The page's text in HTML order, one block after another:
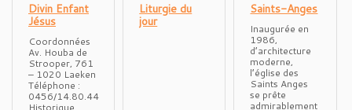
Divin Enfant
Jésus
Coordonnées
Av. Houba de
Strooper, 761
– 1020 Laeken
Téléphone :
0456/14.80.44
Historique
Liturgie du
jour
Saints-Anges
Inaugurée en
1986,
d’architecture
moderne,
l’église des
Saints Anges
se prête
admirablement